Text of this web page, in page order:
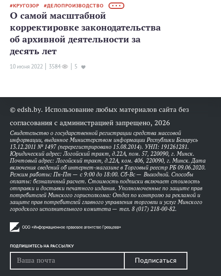
КРУГОЗОР ДЕЛОПРОИЗВОДСТВО • • •
О самой масштабной
корректировке законодательства
об архивной деятельности за
десять лет
10 июня 2022 3584 5
© edsh.by. Использование любых материалов сайта без
согласования с администрацией запрещено, 2026
Свидетельство о государственной регистрации средства массовой
информации, выданное Министерством информации Республики Беларусь
13.12.2011 № 1497 (перерегистрировано 15.08.2014). УНП: 191261281.
Юридический адрес: Логойский тракт, д.22А, пом. 57, 220090, г. Минск.
Почтовый адрес: Логойский тракт, д.22А, ком. 406, 220090, г. Минск. Дата
включения сведений об интернет-магазине в Торговый реестр РБ 09.06.2020.
Режим работы: Пн-Пт — с 9:00 до 18:00. Сб-Вс — Выходной. Способы
оплаты: безналичный расчет. Стоимость подписки включает стоимость
отправки и доставки печатного издания. Уполномоченные по защите прав
потребителей Минского горисполкома: Отдел по контролю за рекламой и
защите прав потребителей главного управления торговли и услуг Минского
городского исполнительного комитета — тел. 8 (017) 218-00-82.
ПОДПИШИТЕСЬ НА РАССЫЛКУ
Подписаться